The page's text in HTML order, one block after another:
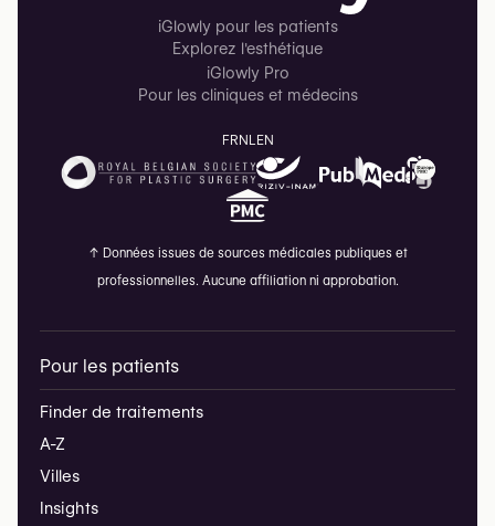
iGlowly pour les patients
Explorez l'esthétique
iGlowly Pro
Pour les cliniques et médecins
FRNL EN
↑ Données issues de sources médicales publiques et
professionnelles. Aucune affiliation ni approbation.
Pour les patients
Finder de traitements
A-Z
Villes
Insights